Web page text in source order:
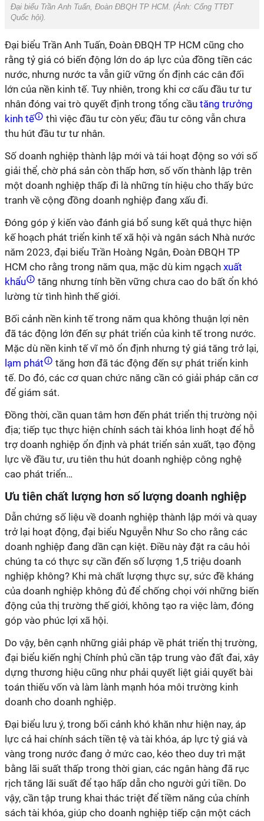
Đại biểu Trần Anh Tuấn, Đoàn ĐBQH TP HCM. (Ảnh: Cổng TTĐT
Quốc hội).
Đại biểu Trần Anh Tuấn, Đoàn ĐBQH TP HCM cũng cho
rằng tỷ giá có biến động lớn do áp lực của đồng tiền các
nước, nhưng nước ta vẫn giữ vững ổn định các cân đối
lớn của nền kinh tế. Tuy nhiên, trong khi cơ cấu đầu tư tư
nhân đóng vai trò quyết định trong tổng cầu tăng trưởng
kinh tế
thì việc đầu tư còn yếu; đầu tư công vẫn chưa
thu hút đầu tư tư nhân.
Số doanh nghiệp thành lập mới và tái hoạt động so với số
giải thể, chờ phá sản còn thấp hơn, số vốn thành lập trên
một doanh nghiệp thấp đi là những tín hiệu cho thấy bức
tranh về cộng đồng doanh nghiệp đang xấu đi.
Đóng góp ý kiến vào đánh giá bổ sung kết quả thực hiện
kế hoạch phát triển kinh tế xã hội và ngân sách Nhà nước
năm 2023, đại biểu Trần Hoàng Ngân, Đoàn ĐBQH TP
HCM cho rằng trong năm qua, mặc dù kim ngạch xuất
khẩu
tăng nhưng tính bền vững chưa cao do bất ổn khó
lường từ tình hình thế giới.
Bối cảnh nền kinh tế trong năm qua không thuận lợi nên
đã tác động lớn đến sự phát triển của kinh tế trong nước.
Mặc dù nền kinh tế vĩ mô ổn định nhưng tỷ giá tăng trở lại,
lạm phát
tăng hơn đã tác động đến sự phát triển kinh
tế. Do đó, các cơ quan chức năng cần có giải pháp căn cơ
để giám sát.
Đồng thời, cần quan tâm hơn đến phát triển thị trường nội
địa; tiếp tục thực hiện chính sách tài khóa linh hoạt để hỗ
trợ doanh nghiệp ổn định và phát triển sản xuất, tạo động
lực về đầu tư, ưu tiên thu hút doanh nghiệp công nghệ
cao phát triển…
Ưu tiên chất lượng hơn số lượng doanh nghiệp
Dẫn chứng số liệu về doanh nghiệp thành lập mới và quay
trở lại hoạt động, đại biểu Nguyễn Như So cho rằng các
doanh nghiệp đang dần cạn kiệt. Điều này đặt ra câu hỏi
chúng ta có thực sự cần đến số lượng 1,5 triệu doanh
nghiệp không? Khi mà chất lượng thực sự, sức đề kháng
của doanh nghiệp không đủ để chống chọi với những biến
động của thị trường thế giới, không tạo ra việc làm, đóng
góp vào phúc lợi xã hội.
Do vậy, bên cạnh những giải pháp về phát triển thị trường,
đại biểu kiến nghị Chính phủ cần tập trung vào đất đai, xây
dựng thương hiệu cũng như phải quyết liệt giải quyết bài
toán thiếu vốn và làm lành mạnh hóa môi trường kinh
doanh cho doanh nghiệp.
Đại biểu lưu ý, trong bối cảnh khó khăn như hiện nay, áp
lực cả hai chính sách tiền tệ và tài khóa, áp lực tỷ giá và
vàng trong nước đang ở mức cao, kéo theo duy trì mặt
bằng lãi suất thấp trong thời gian, các ngân hàng đã rục
rịch tăng lãi suất để tạo hấp dẫn cho người gửi tiền. Do
vậy, cần tập trung khai thác triệt để tiềm năng của chính
sách tài khóa, giúp cho doanh nghiệp tiếp cận một cách